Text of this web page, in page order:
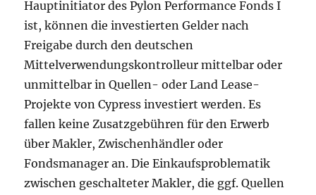
Hauptinitiator des Pylon Performance Fonds I
ist, können die investierten Gelder nach
Freigabe durch den deutschen
Mittelverwendungskontrolleur mittelbar oder
unmittelbar in Quellen- oder Land Lease-
Projekte von Cypress investiert werden. Es
fallen keine Zusatzgebühren für den Erwerb
über Makler, Zwischenhändler oder
Fondsmanager an. Die Einkaufsproblematik
zwischen geschalteter Makler, die ggf. Quellen